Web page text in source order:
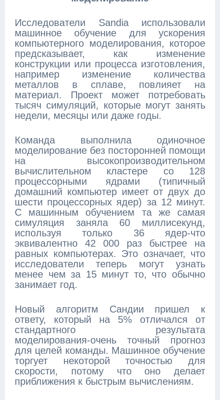
Исследователи Sandia использовали
машинное обучение для ускорения
компьютерного моделирования, которое
предсказывает, как изменение
конструкции или процесса изготовления,
например изменение количества
металлов в сплаве, повлияет на
материал. Проект может потребовать
тысяч симуляций, которые могут занять
недели, месяцы или даже годы.
Команда выполнила одиночное
моделирование без посторонней помощи
на высокопроизводительном
вычислительном кластере со 128
процессорными ядрами (типичный
домашний компьютер имеет от двух до
шести процессорных ядер) за 12 минут.
С машинным обучением та же самая
симуляция заняла 60 миллисекунд,
используя только 36 ядер-что
эквивалентно 42 000 раз быстрее на
равных компьютерах. Это означает, что
исследователи теперь могут узнать
менее чем за 15 минут то, что обычно
занимает год.
Новый алгоритм Сандии пришел к
ответу, который на 5% отличался от
стандартного результата
моделирования-очень точный прогноз
для целей команды. Машинное обучение
торгует некоторой точностью для
скорости, потому что оно делает
приближения к быстрым вычислениям.